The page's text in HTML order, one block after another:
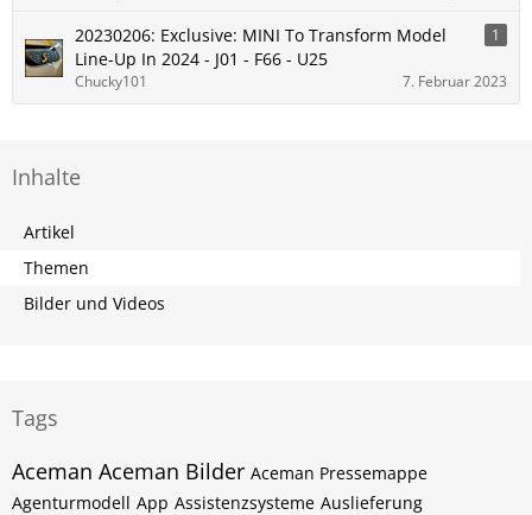
20230206: Exclusive: MINI To Transform Model
Line-Up In 2024 - J01 - F66 - U25
1
Chucky101 7. Februar 2023
Inhalte
Artikel
Themen
Bilder und Videos
Tags
Aceman Aceman Bilder Aceman Pressemappe
Agenturmodell App Assistenzsysteme Auslieferung